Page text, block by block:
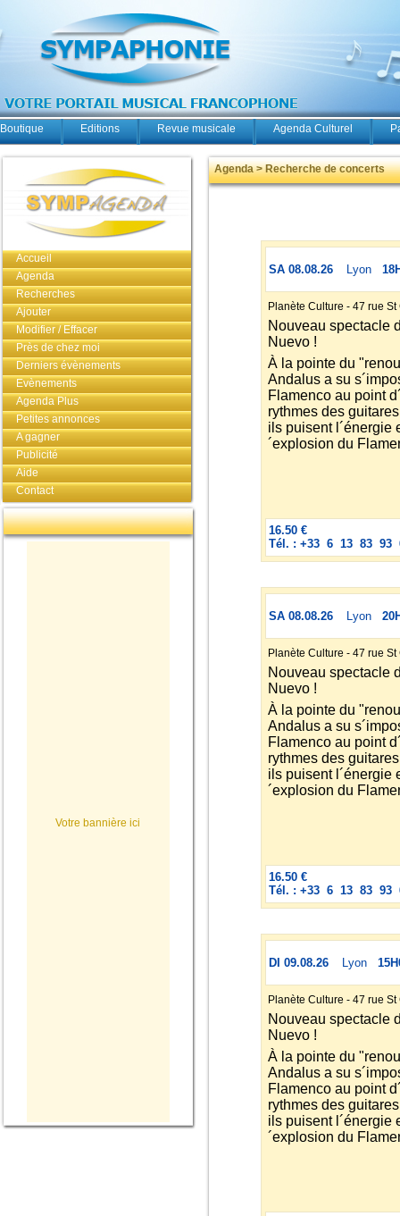
Boutique Editions Revue musicale Agenda Culturel
Accueil
Agenda
Recherches
Ajouter
Modifier / Effacer
Près de chez moi
Derniers évènements
Evènements
Agenda Plus
Petites annonces
A gagner
Publicité
Aide
Contact
Votre bannière ici
Agenda > Recherche de concerts
SA 08.08.26 Lyon
Planète Culture - 47 rue St
Nouveau spectacle
Nuevo !
À la pointe du
Andalus a su
Flamenco au point
rythmes des
ils puisent l´énergie
´explosion du
16.50 €
Tél. : +33 6 13 83 93
SA 08.08.26 Lyon
Planète Culture - 47 rue St
Nouveau spectacle
Nuevo !
À la pointe du
Andalus a su
Flamenco au point
rythmes des
ils puisent l´énergie
´explosion du
16.50 €
Tél. : +33 6 13 83 93
DI 09.08.26 Lyon
Planète Culture - 47 rue St
Nouveau spectacle
Nuevo !
À la pointe du
Andalus a su
Flamenco au point
rythmes des
ils puisent l´énergie
´explosion du